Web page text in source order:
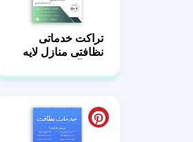
تراکت خدماتی
نظافتی منازل لایه